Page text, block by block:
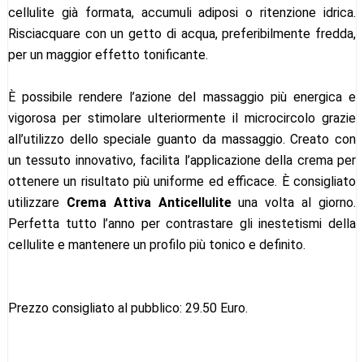
cellulite già formata, accumuli adiposi o ritenzione idrica.
Risciacquare con un getto di acqua, preferibilmente fredda,
per un maggior effetto tonificante.
È possibile rendere l’azione del massaggio più energica e
vigorosa per stimolare ulteriormente il microcircolo grazie
all’utilizzo dello speciale guanto da massaggio. Creato con
un tessuto innovativo, facilita l’applicazione della crema per
ottenere un risultato più uniforme ed efficace. È consigliato
utilizzare Crema Attiva Anticelluliteuna volta al giorno.
Perfetta tutto l’anno per contrastare gli inestetismi della
cellulite e mantenere un profilo più tonico e definito.
Prezzo consigliato al pubblico: 29.50 Euro.